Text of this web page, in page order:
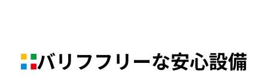
バリフフリーな安心設備